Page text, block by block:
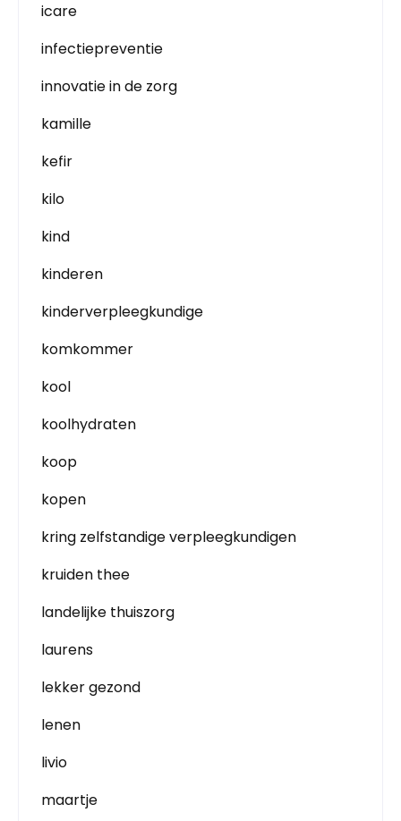
icare
infectiepreventie
innovatie in de zorg
kamille
kefir
kilo
kind
kinderen
kinderverpleegkundige
komkommer
kool
koolhydraten
koop
kopen
kring zelfstandige verpleegkundigen
kruiden thee
landelijke thuiszorg
laurens
lekker gezond
lenen
livio
maartje